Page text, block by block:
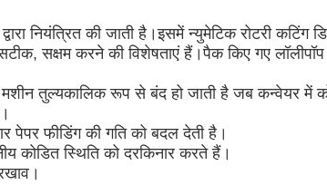
नियंत्रित की जाती है।इसमें न्युमेटिक रोटरी कटिंग
सक्षम करने की विशेषताएं हैं।पैक किए गए
तुल्यकालिक रूप से बंद हो जाती है जब कन्वेयर में
पेपर फीडिंग की गति को बदल देती है।
कोडित स्थिति को दरकिनार करते हैं।